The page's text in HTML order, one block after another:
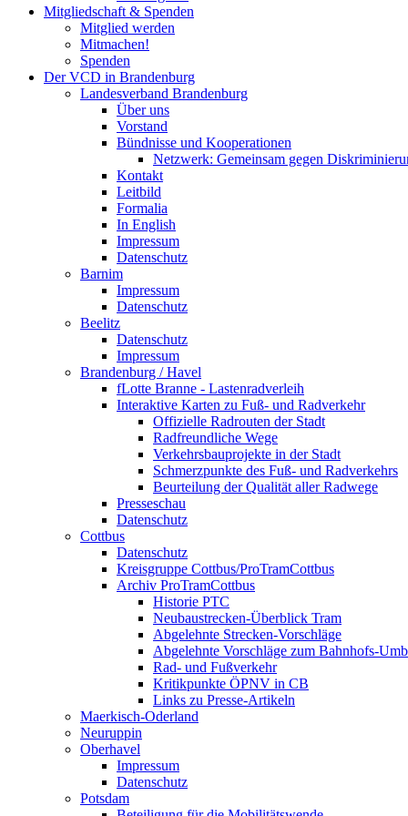
Mitgliedschaft & Spenden
Mitglied werden
Mitmachen!
Spenden
Der VCD in Brandenburg
Landesverband Brandenburg
Über uns
Vorstand
Bündnisse und Kooperationen
Netzwerk: Gemeinsam gegen
Kontakt
Leitbild
Formalia
In English
Impressum
Datenschutz
Barnim
Impressum
Datenschutz
Beelitz
Datenschutz
Impressum
Brandenburg / Havel
fLotte Branne - Lastenradverleih
Interaktive Karten zu Fuß- und Radverkehr
Offizielle Radrouten der Stadt
Radfreundliche Wege
Verkehrsbauprojekte in der Stadt
Schmerzpunkte des Fuß- und Radverkehrs
Beurteilung der Qualität aller Radwege
Presseschau
Datenschutz
Cottbus
Datenschutz
Kreisgruppe Cottbus/ProTramCottbus
Archiv ProTramCottbus
Historie PTC
Neubaustrecken-Überblick Tram
Abgelehnte Strecken-Vorschläge
Abgelehnte Vorschläge zum Bahnhofs-
Rad- und Fußverkehr
Kritikpunkte ÖPNV in CB
Links zu Presse-Artikeln
Maerkisch-Oderland
Neuruppin
Oberhavel
Impressum
Datenschutz
Potsdam